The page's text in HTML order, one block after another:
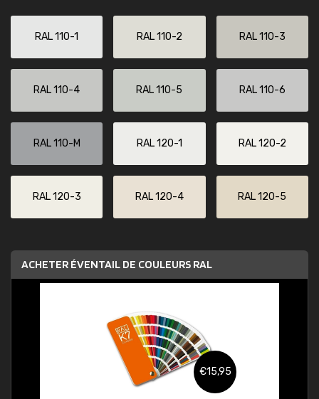
RAL 110-1 RAL 110-2 RAL 110-3
RAL 110-4 RAL 110-5 RAL 110-6
RAL 110-M RAL 120-1 RAL 120-2
RAL 120-3 RAL 120-4 RAL 120-5
ACHETER ÉVENTAIL DE COULEURS RAL
€15,95